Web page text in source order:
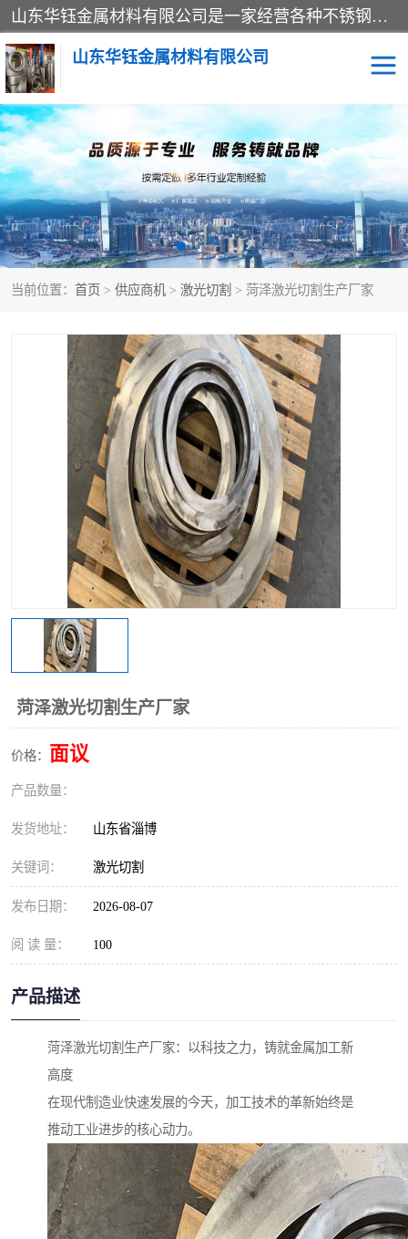
山东华钰金属材料有限公司是一家经营各种不锈钢管材、板材、圆钢、法兰、封头、型材等产品的公司；主营产品有：不锈钢管，激光切割，管件标准件，不锈钢圆钢，不锈钢人孔，不锈钢亮管，不锈钢角钢，不锈钢加工，不锈钢管子，不锈钢工业方管，不锈钢封头，不锈钢法兰，不锈钢阀门，不锈钢槽钢，不锈钢扁钢，不锈钢板等；可为客户制作各种规格的型材及不锈钢配件、非标准件及各种容器具等，能满足客户的不同采购要求。
山东华钰金属材料有限公司
当前位置： 首页 > 供应商机 > 激光切割 > 菏泽激光切割生产厂家
菏泽激光切割生产厂家
价格： 面议
产品数量：
发货地址： 山东省淄博
关键词： 激光切割
发布日期： 2026-08-07
阅 读 量： 100
产品描述
菏泽激光切割生产厂家：以科技之力，铸就金属加工新
高度
在现代制造业快速发展的今天，加工技术的革新始终是
推动工业进步的核心动力。
不锈钢管 激光切割
管件标准件 不锈钢圆钢
不锈钢人孔 不锈钢亮管
不锈钢角钢 不锈钢加工
不锈钢板 不锈钢工业方管
不锈钢封头 不锈钢法兰
不锈钢阀门 不锈钢槽钢
不锈钢扁钢